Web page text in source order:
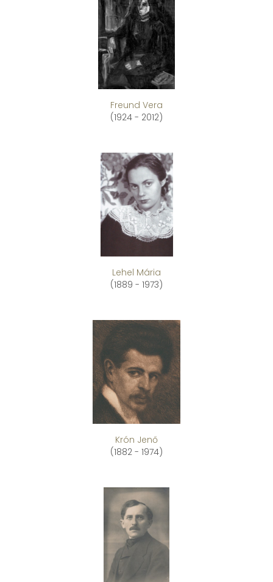
Freund Vera
(1924 - 2012)
Lehel Mária
(1889 - 1973)
Krón Jenő
(1882 - 1974)